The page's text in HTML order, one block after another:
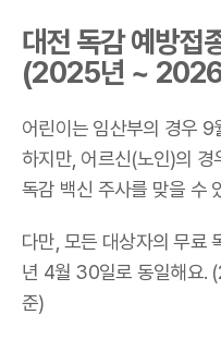
대전 독감 예방접
(2025년 ~
어린이는 임산부의 경우
하지만, 어르신(노인)의
독감 백신 주사를 맞을 수
다만, 모든 대상자의 무료
년 4월 30일로 동일해요.
준)